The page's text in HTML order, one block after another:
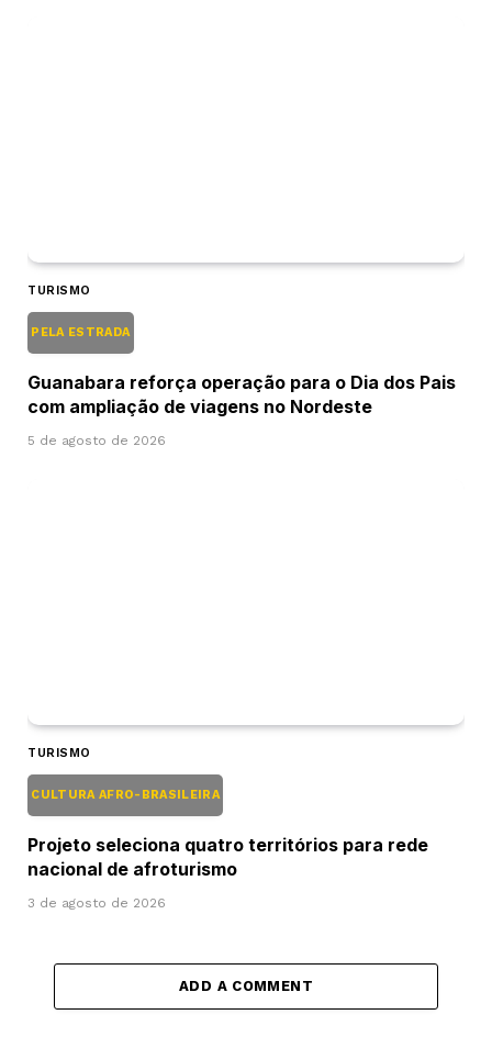
TURISMO
PELA ESTRADA
Guanabara reforça operação para o Dia dos Pais
com ampliação de viagens no Nordeste
5 de agosto de 2026
TURISMO
CULTURA AFRO-BRASILEIRA
Projeto seleciona quatro territórios para rede
nacional de afroturismo
3 de agosto de 2026
ADD A COMMENT